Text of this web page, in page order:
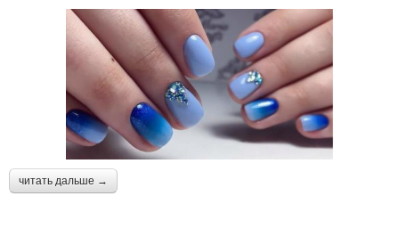
читать дальше →